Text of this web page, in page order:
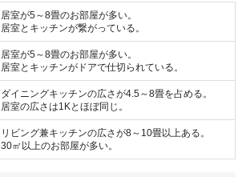
居室が5～8畳のお部屋が多い。
居室とキッチンが繋がっている。
居室が5～8畳のお部屋が多い。
居室とキッチンがドアで仕切られている。
ダイニングキッチンの広さが4.5～8畳を占める。
居室の広さは1Kとほぼ同じ。
リビング兼キッチンの広さが8～10畳以上ある。
30㎡以上のお部屋が多い。